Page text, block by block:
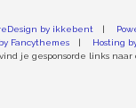
by ikkebent
Fancythemes
Hosting
je gesponsorde links naar